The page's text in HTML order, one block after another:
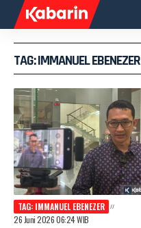
TAG: IMMANUEL EBENEZER
TAG: IMMANUEL EBENEZER
26 Juni 2026 06:24 WIB